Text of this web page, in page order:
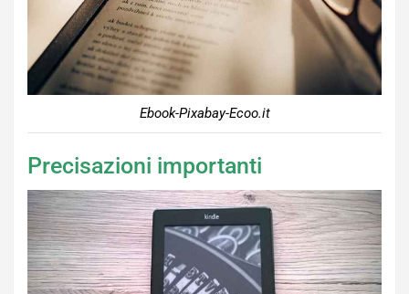
Ebook-Pixabay-Ecoo.it
Precisazioni importanti